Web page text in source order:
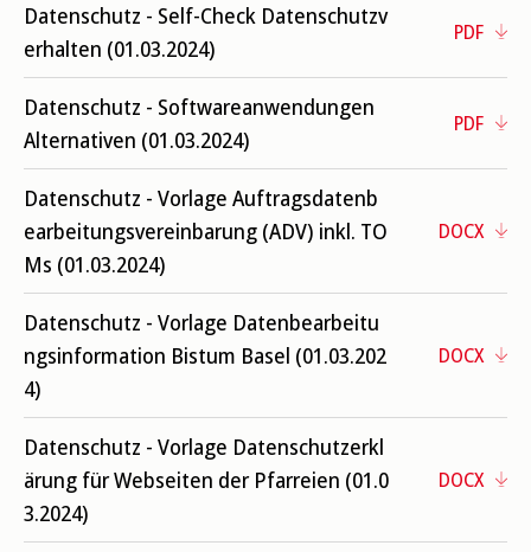
Datenschutz - Self-Check Datenschutzv
erhalten (01.03.2024)
PDF
Datenschutz - Softwareanwendungen
Alternativen (01.03.2024)
PDF
Datenschutz - Vorlage Auftragsdatenb
earbeitungsvereinbarung (ADV) inkl. TO
Ms (01.03.2024)
DOCX
Datenschutz - Vorlage Datenbearbeitu
ngsinformation Bistum Basel (01.03.202
4)
DOCX
Datenschutz - Vorlage Datenschutzerkl
ärung für Webseiten der Pfarreien (01.0
3.2024)
DOCX